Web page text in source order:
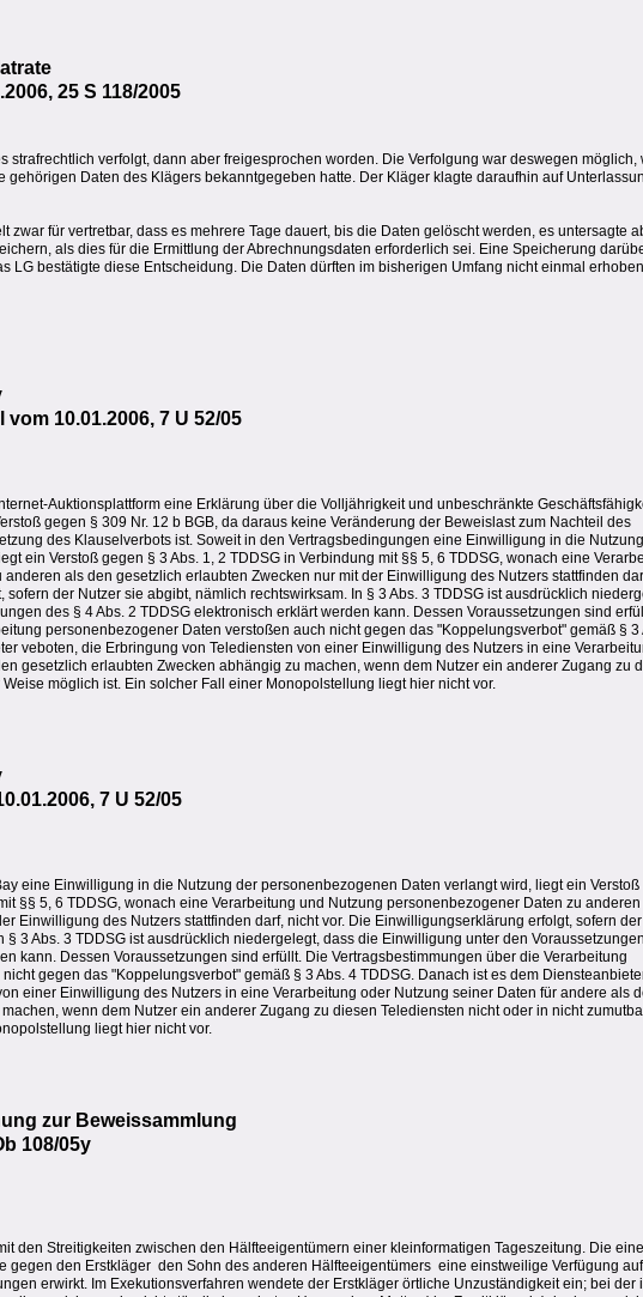
25 S 118/2005
strafrechtlich verfolgt, dann aber freigesprochen worden. Die Verfolgung war deswegen möglich,
gehörigen Daten des Klägers bekanntgegeben hatte. Der Kläger klagte daraufhin auf
zwar für vertretbar, dass es mehrere Tage dauert, bis die Daten gelöscht werden, es untersagte
als dies für die Ermittlung der Abrechnungsdaten erforderlich sei. Eine Speicherung
LG bestätigte diese Entscheidung. Die Daten dürften im bisherigen Umfang nicht einmal
10.01.2006, 7 U 52/05
Auktionsplattform eine Erklärung über die Volljährigkeit und unbeschränkte
gegen § 309 Nr. 12 b BGB, da daraus keine Veränderung der Beweislast zum Nachteil des
des Klauselverbots ist. Soweit in den Vertragsbedingungen eine Einwilligung in die
ein Verstoß gegen § 3 Abs. 1, 2 TDDSG in Verbindung mit §§ 5, 6 TDDSG, wonach eine
als den gesetzlich erlaubten Zwecken nur mit der Einwilligung des Nutzers stattfinden
der Nutzer sie abgibt, nämlich rechtswirksam. In § 3 Abs. 3 TDDSG ist ausdrücklich
des § 4 Abs. 2 TDDSG elektronisch erklärt werden kann. Dessen Voraussetzungen sind
personenbezogener Daten verstoßen auch nicht gegen das "Koppelungsverbot" gemäß § 3
veboten, die Erbringung von Telediensten von einer Einwilligung des Nutzers in eine
gesetzlich erlaubten Zwecken abhängig zu machen, wenn dem Nutzer ein anderer Zugang zu
möglich ist. Ein solcher Fall einer Monopolstellung liegt hier nicht vor.
7 U 52/05
eine Einwilligung in die Nutzung der personenbezogenen Daten verlangt wird, liegt ein Verstoß
§§ 5, 6 TDDSG, wonach eine Verarbeitung und Nutzung personenbezogener Daten zu
Einwilligung des Nutzers stattfinden darf, nicht vor. Die Einwilligungserklärung erfolgt, sofern der
§ 3 Abs. 3 TDDSG ist ausdrücklich niedergelegt, dass die Einwilligung unter den
kann. Dessen Voraussetzungen sind erfüllt. Die Vertragsbestimmungen über die Verarbeitung
gegen das "Koppelungsverbot" gemäß § 3 Abs. 4 TDDSG. Danach ist es dem
einer Einwilligung des Nutzers in eine Verarbeitung oder Nutzung seiner Daten für andere als
wenn dem Nutzer ein anderer Zugang zu diesen Telediensten nicht oder in nicht
liegt hier nicht vor.
zur Beweissammlung
108/05y
den Streitigkeiten zwischen den Hälfteeigentümern einer kleinformatigen Tageszeitung. Die eine
gegen den Erstkläger  den Sohn des anderen Hälfteeigentümers  eine einstweilige Verfügung auf
erwirkt. Im Exekutionsverfahren wendete der Erstkläger örtliche Unzuständigkeit ein; bei der